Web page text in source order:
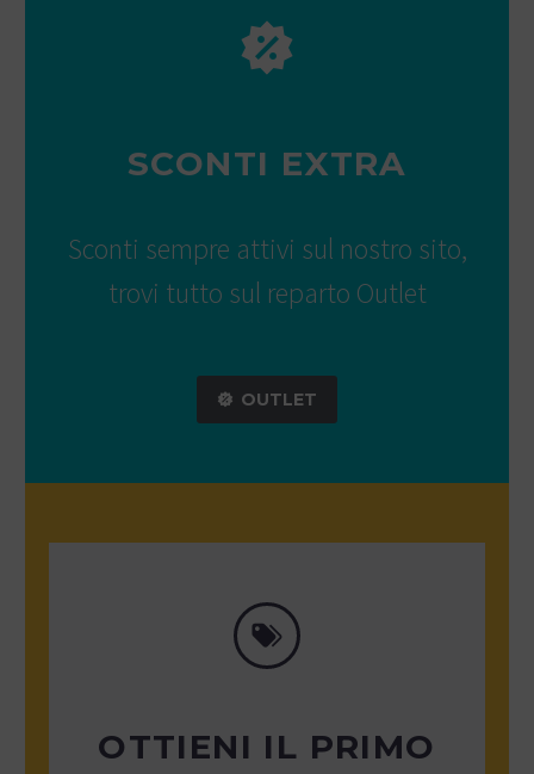
SCONTI EXTRA
Sconti sempre attivi sul nostro sito,
trovi tutto sul reparto Outlet
OUTLET
OTTIENI IL PRIMO